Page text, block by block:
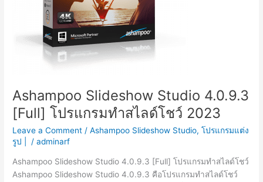
Ashampoo Slideshow Studio 4.0.9.3
[Full] โปรแกรมทำสไลด์โชว์ 2023
Leave a Comment /Ashampoo Slideshow Studio,โปรแกรมแต่ง
รูป |
/adminarf
Ashampoo Slideshow Studio 4.0.9.3 [Full] โปรแกรมทำสไลด์โชว์
Ashampoo Slideshow Studio 4.0.9.3 คือโปรแกรมทำสไลด์โชว์